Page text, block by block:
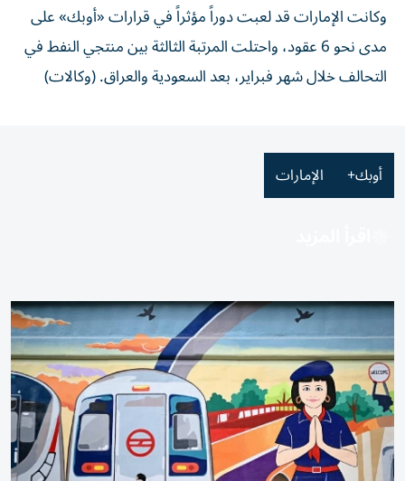
وكانت الإمارات قد لعبت دوراً مؤثراً في قرارات «أوبك» على
مدى نحو 6 عقود، واحتلت المرتبة الثالثة بين منتجي النفط في
التحالف خلال شهر فبراير، بعد السعودية والعراق. (وكالات)
أوبك+ الإمارات